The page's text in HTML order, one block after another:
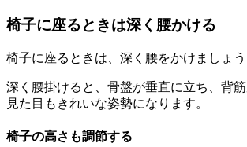
椅子に座るときは深く腰かける
椅子に座るときは、深く腰をかけましょう
深く腰掛けると、骨盤が垂直に立ち、背
見た目もきれいな姿勢になります。
椅子の高さも調節する